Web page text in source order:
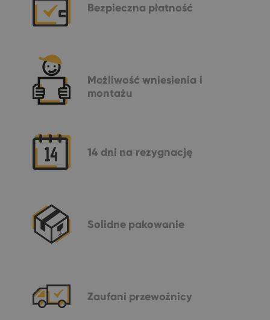
Bezpieczna płatność
Możliwość wniesienia i
montażu
14 dni na rezygnację
Solidne pakowanie
Zaufani przewoźnicy